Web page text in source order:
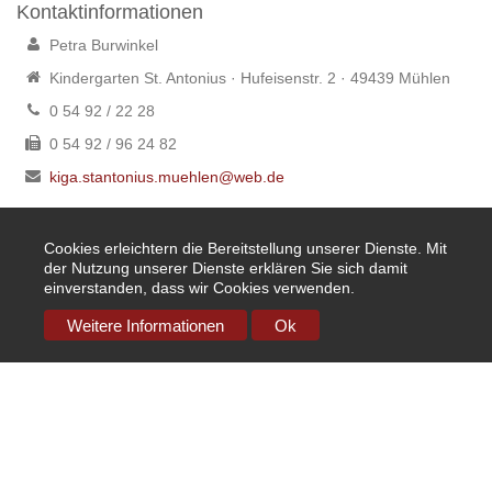
Kontaktinformationen
Petra Burwinkel
Kindergarten St. Antonius · Hufeisenstr. 2 · 49439 Mühlen
0 54 92 / 22 28
0 54 92 / 96 24 82
kiga.stantonius.muehlen@web.de
Copyright © Stiftung Steinfeld-Mühlen „Unsere Kinder“
Impressum Datenschutz
Cookies erleichtern die Bereitstellung unserer Dienste. Mit
der Nutzung unserer Dienste erklären Sie sich damit
einverstanden, dass wir Cookies verwenden.
Weitere Informationen Ok